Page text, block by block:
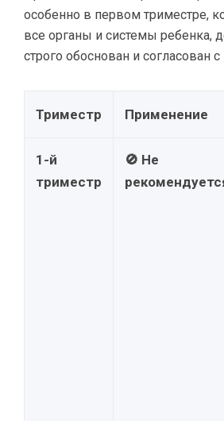
особенно в первом триместре,
все органы и системы ребенка,
строго обоснован и согласован
Триместр Применение
1-й
триместр
🚫 Не